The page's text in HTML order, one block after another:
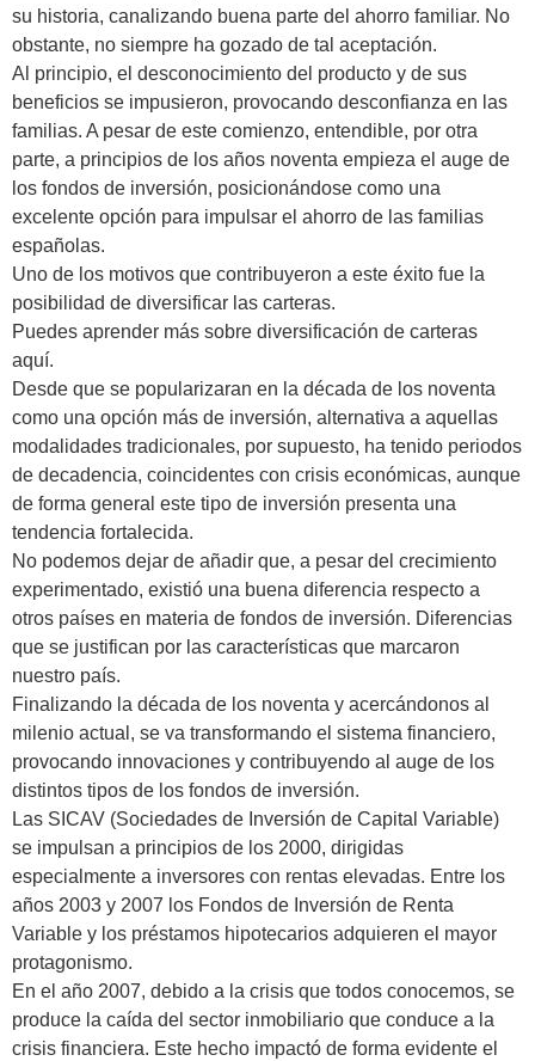
su historia, canalizando buena parte del ahorro familiar. No
obstante, no siempre ha gozado de tal aceptación.
Al principio, el desconocimiento del producto y de sus
beneficios se impusieron, provocando desconfianza en las
familias. A pesar de este comienzo, entendible, por otra
parte, a principios de los años noventa empieza el auge de
los fondos de inversión, posicionándose como una
excelente opción para impulsar el ahorro de las familias
españolas.
Uno de los motivos que contribuyeron a este éxito fue la
posibilidad de diversificar las carteras.
Puedes aprender más sobre diversificación de carteras
aquí.
Desde que se popularizaran en la década de los noventa
como una opción más de inversión, alternativa a aquellas
modalidades tradicionales, por supuesto, ha tenido periodos
de decadencia, coincidentes con crisis económicas, aunque
de forma general este tipo de inversión presenta una
tendencia fortalecida.
No podemos dejar de añadir que, a pesar del crecimiento
experimentado, existió una buena diferencia respecto a
otros países en materia de fondos de inversión. Diferencias
que se justifican por las características que marcaron
nuestro país.
Finalizando la década de los noventa y acercándonos al
milenio actual, se va transformando el sistema financiero,
provocando innovaciones y contribuyendo al auge de los
distintos tipos de los fondos de inversión.
Las SICAV (Sociedades de Inversión de Capital Variable)
se impulsan a principios de los 2000, dirigidas
especialmente a inversores con rentas elevadas. Entre los
años 2003 y 2007 los Fondos de Inversión de Renta
Variable y los préstamos hipotecarios adquieren el mayor
protagonismo.
En el año 2007, debido a la crisis que todos conocemos, se
produce la caída del sector inmobiliario que conduce a la
crisis financiera. Este hecho impactó de forma evidente el